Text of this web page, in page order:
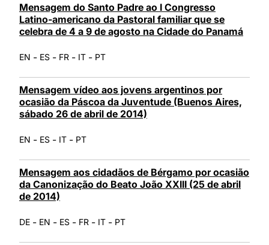
Mensagem do Santo Padre ao I Congresso
Latino-americano da Pastoral familiar que se
celebra de 4 a 9 de agosto na Cidade do Panamá
EN - ES - FR - IT - PT
Mensagem vídeo aos jovens argentinos por
ocasião da Páscoa da Juventude (Buenos Aires,
sábado 26 de abril de 2014)
EN - ES - IT - PT
Mensagem aos cidadãos de Bérgamo por ocasião
da Canonização do Beato João XXIII (25 de abril
de 2014)
DE - EN - ES - FR - IT - PT